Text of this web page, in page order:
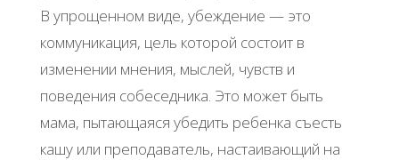
В упрощенном виде, убеждение — это
коммуникация, цель которой состоит в
изменении мнения, мыслей, чувств и
поведения собеседника. Это может быть
мама, пытающаяся убедить ребенка съесть
кашу или преподаватель, настаивающий на